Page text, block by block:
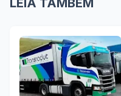
LEIA TAMBÉM